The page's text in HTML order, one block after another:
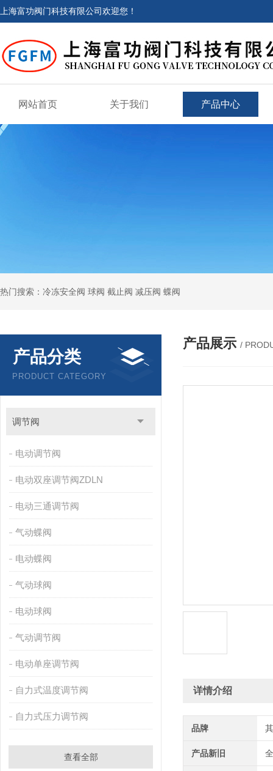
上海富功阀门科技有限公司欢迎您！
网站首页 关于我们 产品中心
热门搜索：冷冻安全阀 球阀 截止阀 减压阀 蝶阀
产品分类
PRODUCT CATEGORY
调节阀
电动调节阀
电动双座调节阀ZDLN
电动三通调节阀
气动蝶阀
电动蝶阀
气动球阀
电动球阀
气动调节阀
电动单座调节阀
自力式温度调节阀
自力式压力调节阀
查看全部
产品展示 /
详情介绍
品牌
产品新旧